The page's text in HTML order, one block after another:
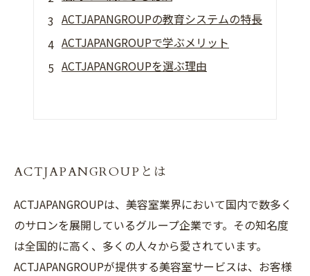
ACTJAPANGROUPの教育システムの特長
ACTJAPANGROUPで学ぶメリット
ACTJAPANGROUPを選ぶ理由
ACTJAPANGROUPとは
ACTJAPANGROUPは、美容室業界において国内で数多く
のサロンを展開しているグループ企業です。その知名度
は全国的に高く、多くの人々から愛されています。
ACTJAPANGROUPが提供する美容室サービスは、お客様